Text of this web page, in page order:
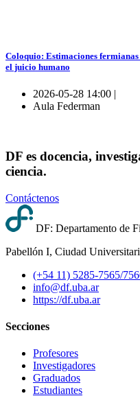
Coloquio: Estimaciones
el juicio humano
2026-05-28 14:00 |
Aula Federman
DF es docencia,
ciencia.
Contáctenos
DF: Departamento de
Pabellón I, Ciudad
(+54 11) 5285-7565/
info@df.uba.ar
https://df.uba.ar
Secciones
Profesores
Investigadores
Graduados
Estudiantes